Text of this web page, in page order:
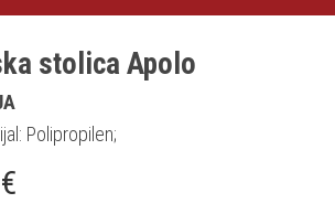
stolica Apolo
Polipropilen;
€